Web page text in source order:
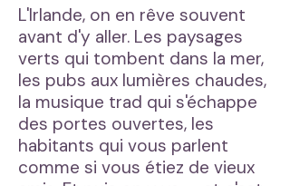
L'Irlande, on en rêve souvent
avant d'y aller. Les paysages
verts qui tombent dans la mer,
les pubs aux lumières chaudes,
la musique trad qui s'échappe
des portes ouvertes, les
habitants qui vous parlent
comme si vous étiez de vieux